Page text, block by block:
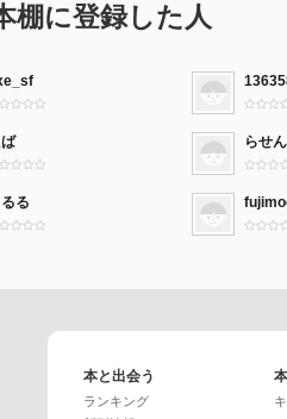
棚に登録した人
らせん
る
本と出会う
ランキング